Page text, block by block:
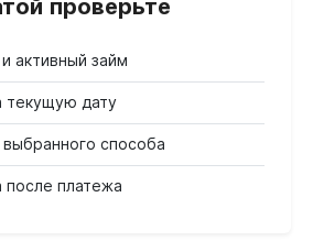
проверьте
активный займ
текущую дату
способа
после платежа